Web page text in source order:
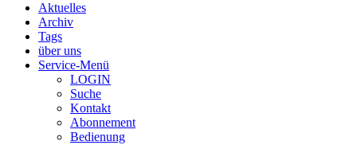
Aktuelles
Archiv
Tags
über uns
Service-Menü
LOGIN
Suche
Kontakt
Abonnement
Bedienung